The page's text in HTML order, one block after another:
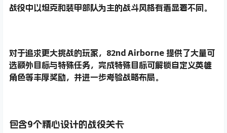
战役中以坦克和装甲部队为主的战斗风格有着显著不同。
对于追求更大挑战的玩家，82nd Airborne 提供了大量可
选额外目标与特殊任务，完成特殊目标可解锁自定义英雄
角色等丰厚奖励，并进一步考验战略布局。
包含9个精心设计的战役关卡